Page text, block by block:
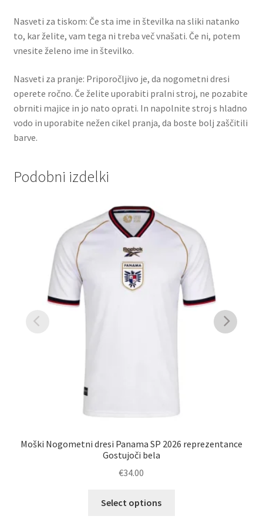
Nasveti za tiskom: Če sta ime in številka na sliki natanko
to, kar želite, vam tega ni treba več vnašati. Če ni, potem
vnesite želeno ime in številko.
Nasveti za pranje: Priporočljivo je, da nogometni dresi
operete ročno. Če želite uporabiti pralni stroj, ne pozabite
obrniti majice in jo nato oprati. In napolnite stroj s hladno
vodo in uporabite nežen cikel pranja, da boste bolj zaščitili
barve.
Podobni izdelki
Moški Nogometni dresi Panama SP 2026 reprezentance
Gostujoči bela
€34.00
Select options